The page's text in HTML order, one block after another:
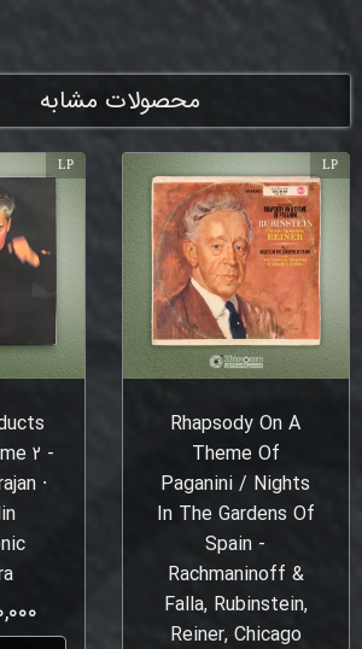
محصولات مشابه
Rhapsody On A
Theme Of
Paganini / Nights
In The Gardens Of
Spain -
Rachmaninoff &
Falla, Rubinstein,
Reiner, Chicago
LP
2 -
⸱
LP